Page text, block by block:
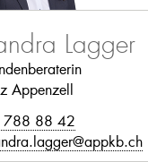
Lagger
Appenzell
88 42